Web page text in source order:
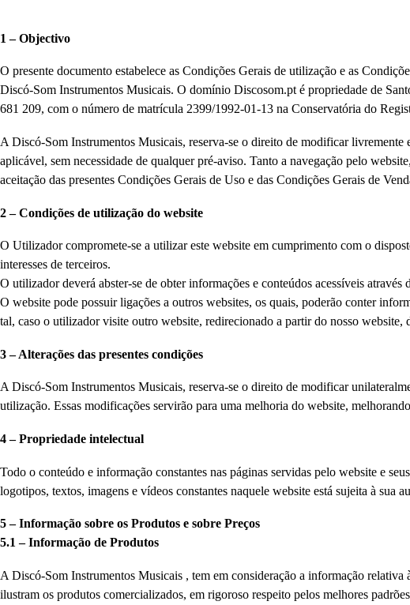
1 – Objectivo
O presente documento estabelece as Condições Gerais de utilização e as
Discó-Som Instrumentos Musicais. O domínio Discosom.pt é propriedade de
681 209, com o número de matrícula 2399/1992-01-13 na Conservatória do
A Discó-Som Instrumentos Musicais, reserva-se o direito de modificar livremente
aplicável, sem necessidade de qualquer pré-aviso. Tanto a navegação pelo
aceitação das presentes Condições Gerais de Uso e das Condições Gerais de
2 – Condições de utilização do website
O Utilizador compromete-se a utilizar este website em cumprimento com o
interesses de terceiros.
O utilizador deverá abster-se de obter informações e conteúdos acessíveis através
O website pode possuir ligações a outros websites, os quais, poderão conter
tal, caso o utilizador visite outro website, redirecionado a partir do nosso website,
3 – Alterações das presentes condições
A Discó-Som Instrumentos Musicais, reserva-se o direito de modificar
utilização. Essas modificações servirão para uma melhoria do website,
4 – Propriedade intelectual
Todo o conteúdo e informação constantes nas páginas servidas pelo website e
logotipos, textos, imagens e vídeos constantes naquele website está sujeita à sua
5 – Informação sobre os Produtos e sobre Preços
5.1 – Informação de Produtos
A Discó-Som Instrumentos Musicais , tem em consideração a informação relativa
ilustram os produtos comercializados, em rigoroso respeito pelos melhores